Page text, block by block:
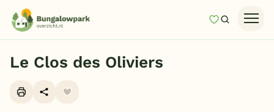
MijnZoeken
Last minutes
Le Clos des Oliviers